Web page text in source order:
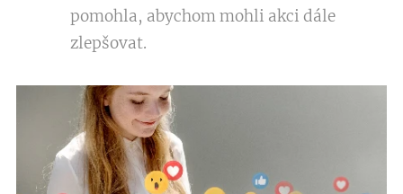
pomohla, abychom mohli akci dále
zlepšovat.